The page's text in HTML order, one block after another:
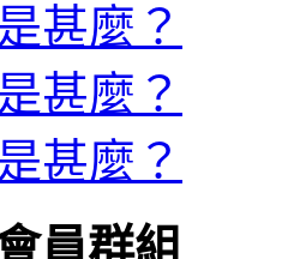
甚麼？
甚麼？
甚麼？
員群組